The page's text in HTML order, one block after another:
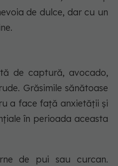
de dulce, dar cu un
de captură, avocado,
Grăsimile sănătoase
a face față anxietății și
în perioada aceasta
de pui sau curcan.